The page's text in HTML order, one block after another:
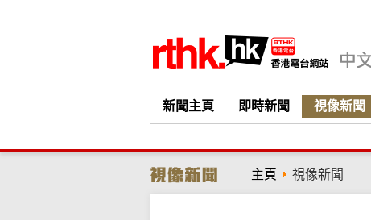
新聞主頁 即時新聞 視像新聞
主頁 視像新聞